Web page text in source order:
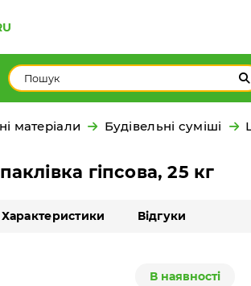
матеріали Будівельні суміші
гіпсова, 25 кг
Характеристики Відгуки
В наявності